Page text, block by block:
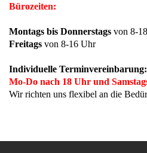
Bürozeiten:
Montags bis Donnerstags von 8-
Freitags von 8-16 Uhr
Individuelle Terminvereinbarung:
Mo-Do nach 18 Uhr und
Wir richten uns flexibel an die